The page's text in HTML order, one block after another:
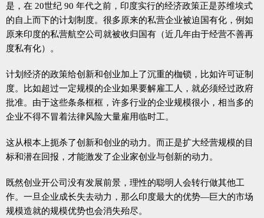
是，在 20世纪 90 年代之前，印度实行的经济政策正是苏维埃式
的自上而下的计划制度。很多原来的私营企业被迫国有化，例如
原来印度的私营航空公司就被收归国有（近几年由于经营不善再
度私有化）。
计划经济的政策给创新和创业加上了沉重的枷锁，比如许可证制
度。比如超过一定规模的企业如果要解雇工人，就必须经过政府
批准。由于这些条条框框，许多行业的企业规模很小，相当多的
企业不得不冒着法律风险大量雇用临时工。
这从根本上扼杀了创新和创业的动力。而正是扩大经营规模的目
标和潜在回报，才能激发了企业家创业与创新的动力。
既然创业开公司没有发展前景，理性的聪明人会转行做其他工
作。一旦企业成长失去动力，那么印度最大的优势—巨大的市场
规模造就的规模优势也会消失殆尽。